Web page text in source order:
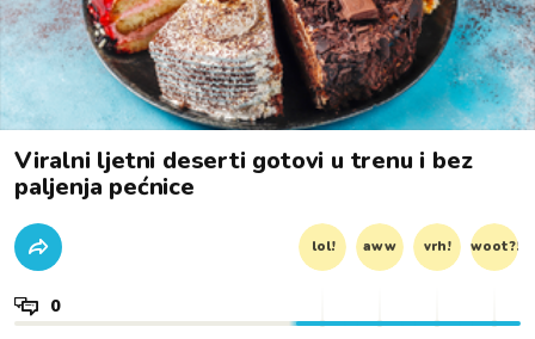
Viralni ljetni deserti gotovi u trenu i bez
paljenja pećnice
lol! aww vrh! woot?!
0